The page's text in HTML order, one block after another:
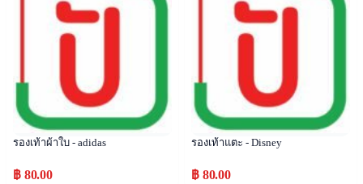
รองเท้าผ้าใบ - adidas
฿ 80.00
รองเท้าแตะ - Disney
฿ 80.00